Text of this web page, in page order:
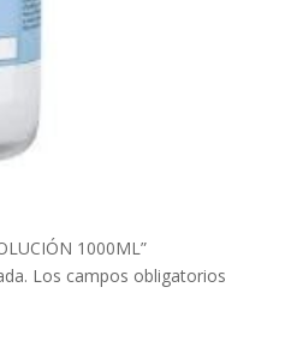
1000ML”
Los campos obligatorios